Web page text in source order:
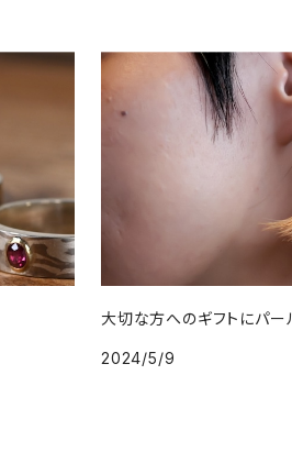
大切な方へのギフトにパー
2024/5/9